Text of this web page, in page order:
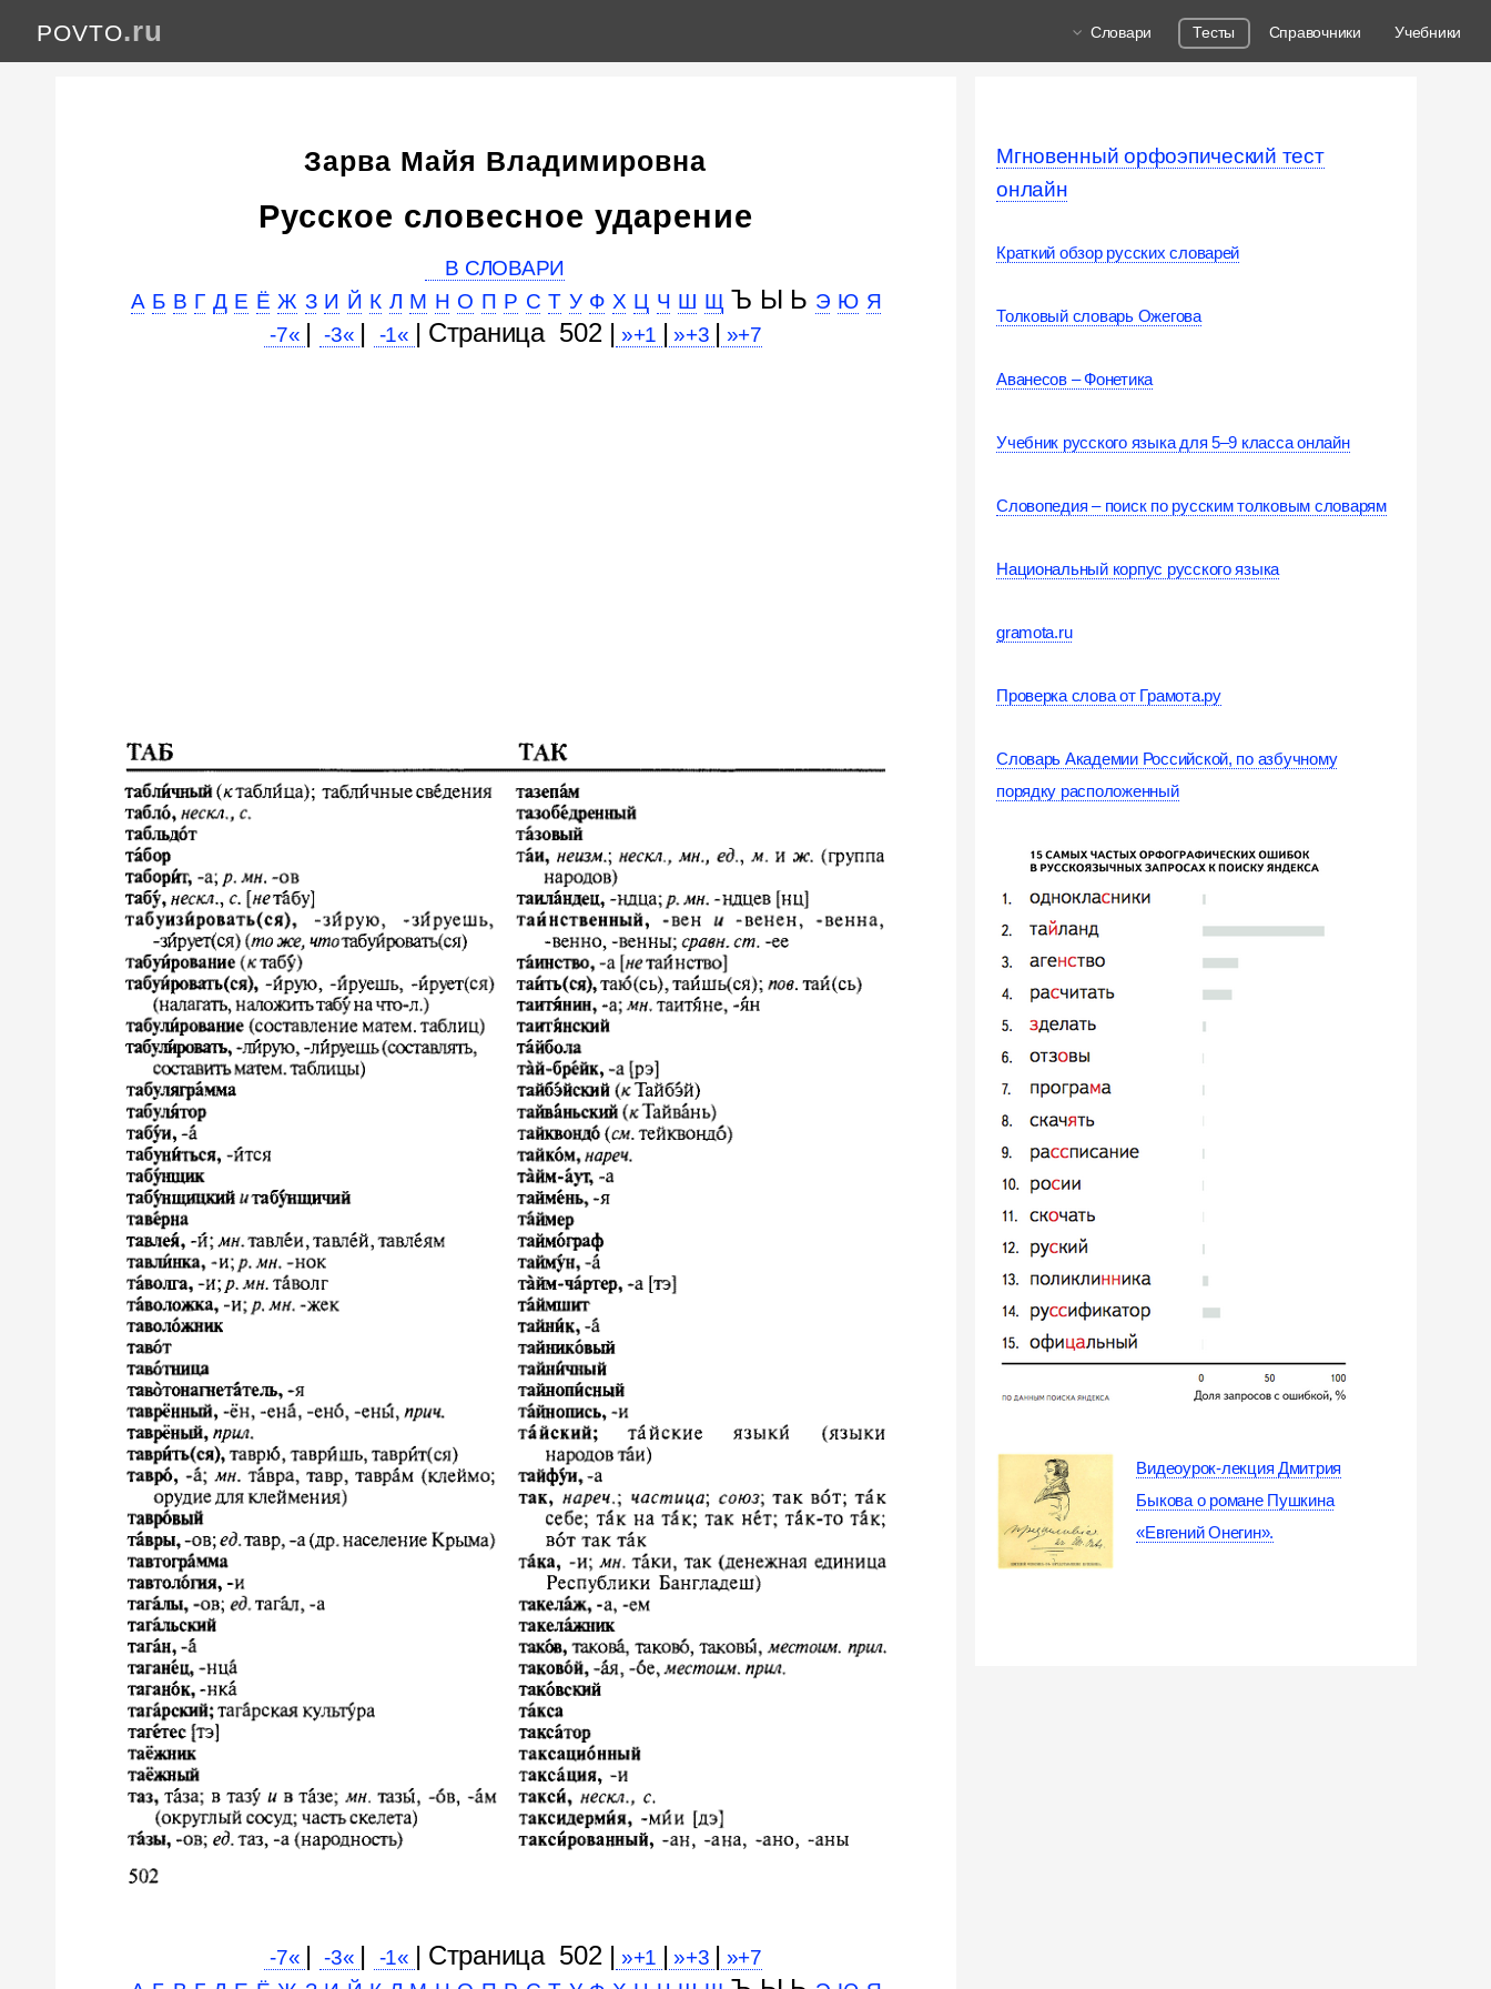
POVTO.ru Словари Тесты Справочники Учебники
Зарва Майя Владимировна
Русское словесное ударение
В СЛОВАРИ
А Б В Г Д Е Ё Ж З И Й К Л М Н О П Р С Т У Ф Х Ц Ч Ш Щ Ъ Ы Ь Э Ю Я
-7« | -3« | -1« | Cтраница 502 | »+1 | »+3 | »+7
-7« | -3« | -1« | Cтраница 502 | »+1 | »+3 | »+7
Мгновенный орфоэпический тест
онлайн
Краткий обзор русских словарей
Толковый словарь Ожегова
Аванесов – Фонетика
Учебник русского языка для 5–9 класса онлайн
Словопедия – поиск по русским толковым словарям
Национальный корпус русского языка
gramota.ru
Проверка слова от Грамота.ру
Словарь Академии Российской, по азбучному
порядку расположенный
Видеоурок-лекция Дмитрия
Быкова о романе Пушкина
«Евгений Онегин».